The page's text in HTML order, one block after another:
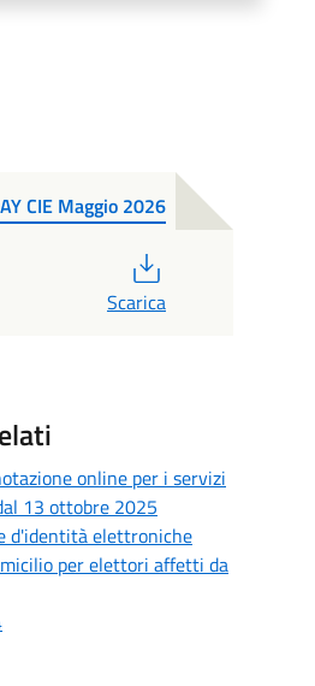
CIE Maggio 2026
Scarica
online per i servizi
13 ottobre 2025
d'identità elettroniche
per elettori affetti da